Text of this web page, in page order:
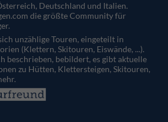
Deutschland und Italien.
die größte Community für
unzählige Touren, eingeteilt in
(Klettern, Skitouren, Eiswände, ...).
beschrieben, bebildert, es gibt aktuelle
zu Hütten, Klettersteigen, Skitouren,